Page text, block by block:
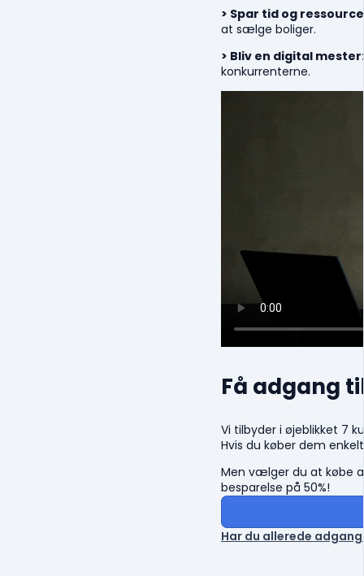
> Spar tid og
at sælge boliger.
> Bliv en digital mester:
konkurrenterne.
Få adgang
Vi tilbyder i øjeblikket 7
Hvis du køber dem
Men vælger du at købe
besparelse på 50%!
Har du allerede